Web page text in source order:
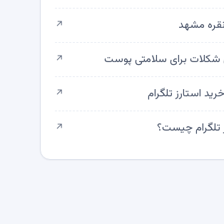
مشهد ↗
شکلات برای سلامتی پوست ↗
استارز تلگرام ↗
تلگرام چیست؟ ↗